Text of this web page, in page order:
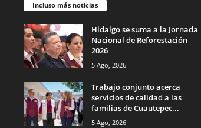
Incluso más noticias
Hidalgo se suma a la Jornada
Nacional de Reforestación
2026
5 Ago, 2026
Trabajo conjunto acerca
servicios de calidad a las
familias de Cuautepec...
5 Ago, 2026